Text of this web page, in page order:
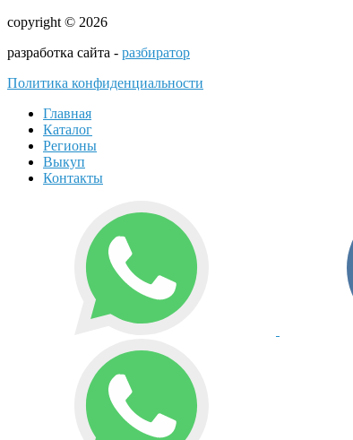
copyright © 2026
разработка сайта - разбиратор
Политика конфиденциальности
Главная
Каталог
Регионы
Выкуп
Контакты